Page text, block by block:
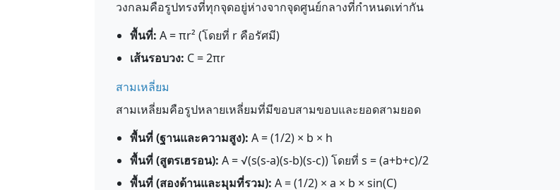
วงกลมคือรูปทรงที่ทุกจุดอยู่ห่างจากจุดศูนย์กลางที่กำหนดเท่ากัน
พื้นที่: A = πr² (โดยที่ r คือรัศมี)
เส้นรอบวง: C = 2πr
สามเหลี่ยม
สามเหลี่ยมคือรูปหลายเหลี่ยมที่มีขอบสามขอบและยอดสามยอด
พื้นที่ (ฐานและความสูง): A = (1/2) × b × h
พื้นที่ (สูตรเฮรอน): A = √(s(s-a)(s-b)(s-c)) โดยที่ s = (a+b+c)/2
พื้นที่ (สองด้านและมุมที่รวม): A = (1/2) × a × b × sin(C)